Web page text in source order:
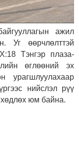
ажил
Уг өөрчлөлттэй
Тэнгэр плаза-
өглөөний эх
урагшлуулахаар
нийслэл рүү
хөдлөх юм байна.